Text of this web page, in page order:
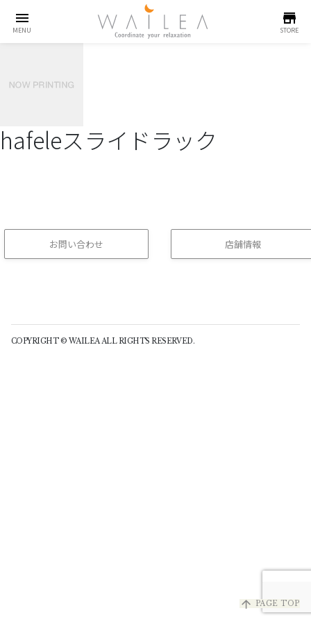
menu
MENU
store
STORE
hafeleスライドラック
お問い合わせ 店舗情報
arrow_upward PAGE TOP
COPYRIGHT © WAILEA ALL RIGHTS RESERVED.